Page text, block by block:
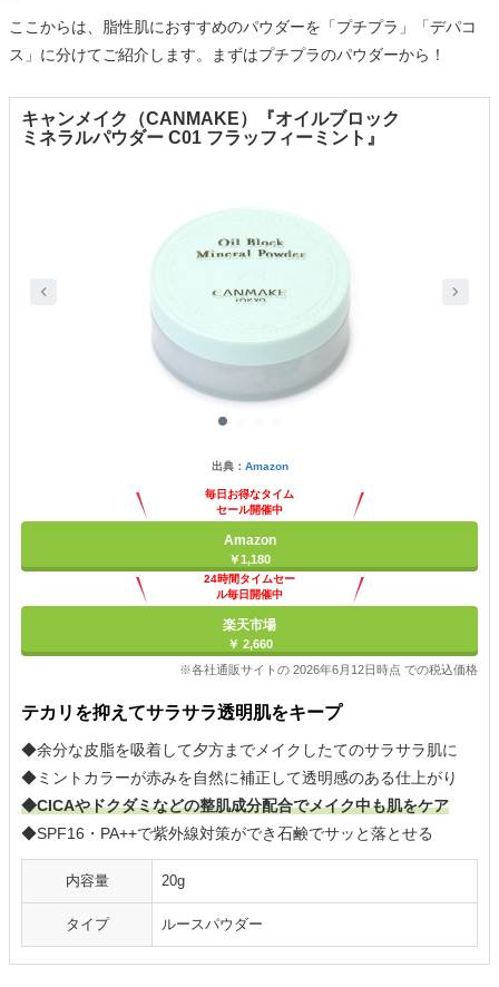
ここからは、脂性肌におすすめのパウダーを「プチプラ」「デパコ
ス」に分けてご紹介します。まずはプチプラのパウダーから！
キャンメイク（CANMAKE）『オイルブロック
ミネラルパウダー C01 フラッフィーミント』
出典： Amazon
毎日お得なタイム
セール開催中
Amazon
￥1,180
24時間タイムセー
ル毎日開催中
楽天市場
￥ 2,660
※各社通販サイトの 2026年6月12日時点 での税込価格
テカリを抑えてサラサラ透明肌をキープ
◆余分な皮脂を吸着して夕方までメイクしたてのサラサラ肌に
◆ミントカラーが赤みを自然に補正して透明感のある仕上がり
◆CICAやドクダミなどの整肌成分配合でメイク中も肌をケア
◆SPF16・PA++で紫外線対策ができ石鹸でサッと落とせる
内容量 20g
タイプ ルースパウダー